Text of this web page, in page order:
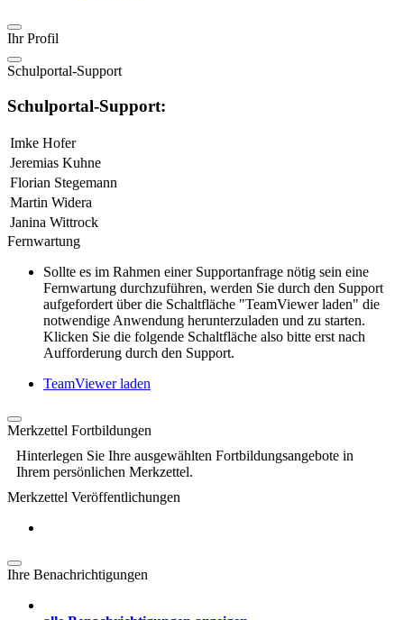
Ihr Profil
Schulportal-Support
Schulportal-Support:
Imke Hofer
Jeremias Kuhne
Florian Stegemann
Martin Widera
Janina Wittrock
Fernwartung
Sollte es im Rahmen einer Supportanfrage nötig sein eine
Fernwartung durchzuführen, werden Sie durch den Support
aufgefordert über die Schaltfläche "TeamViewer laden" die
notwendige Anwendung herunterzuladen und zu starten.
Klicken Sie die folgende Schaltfläche also bitte erst nach
Aufforderung durch den Support.
TeamViewer laden
Merkzettel Fortbildungen
Hinterlegen Sie Ihre ausgewählten Fortbildungsangebote in
Ihrem persönlichen Merkzettel.
Merkzettel Veröffentlichungen
Ihre Benachrichtigungen